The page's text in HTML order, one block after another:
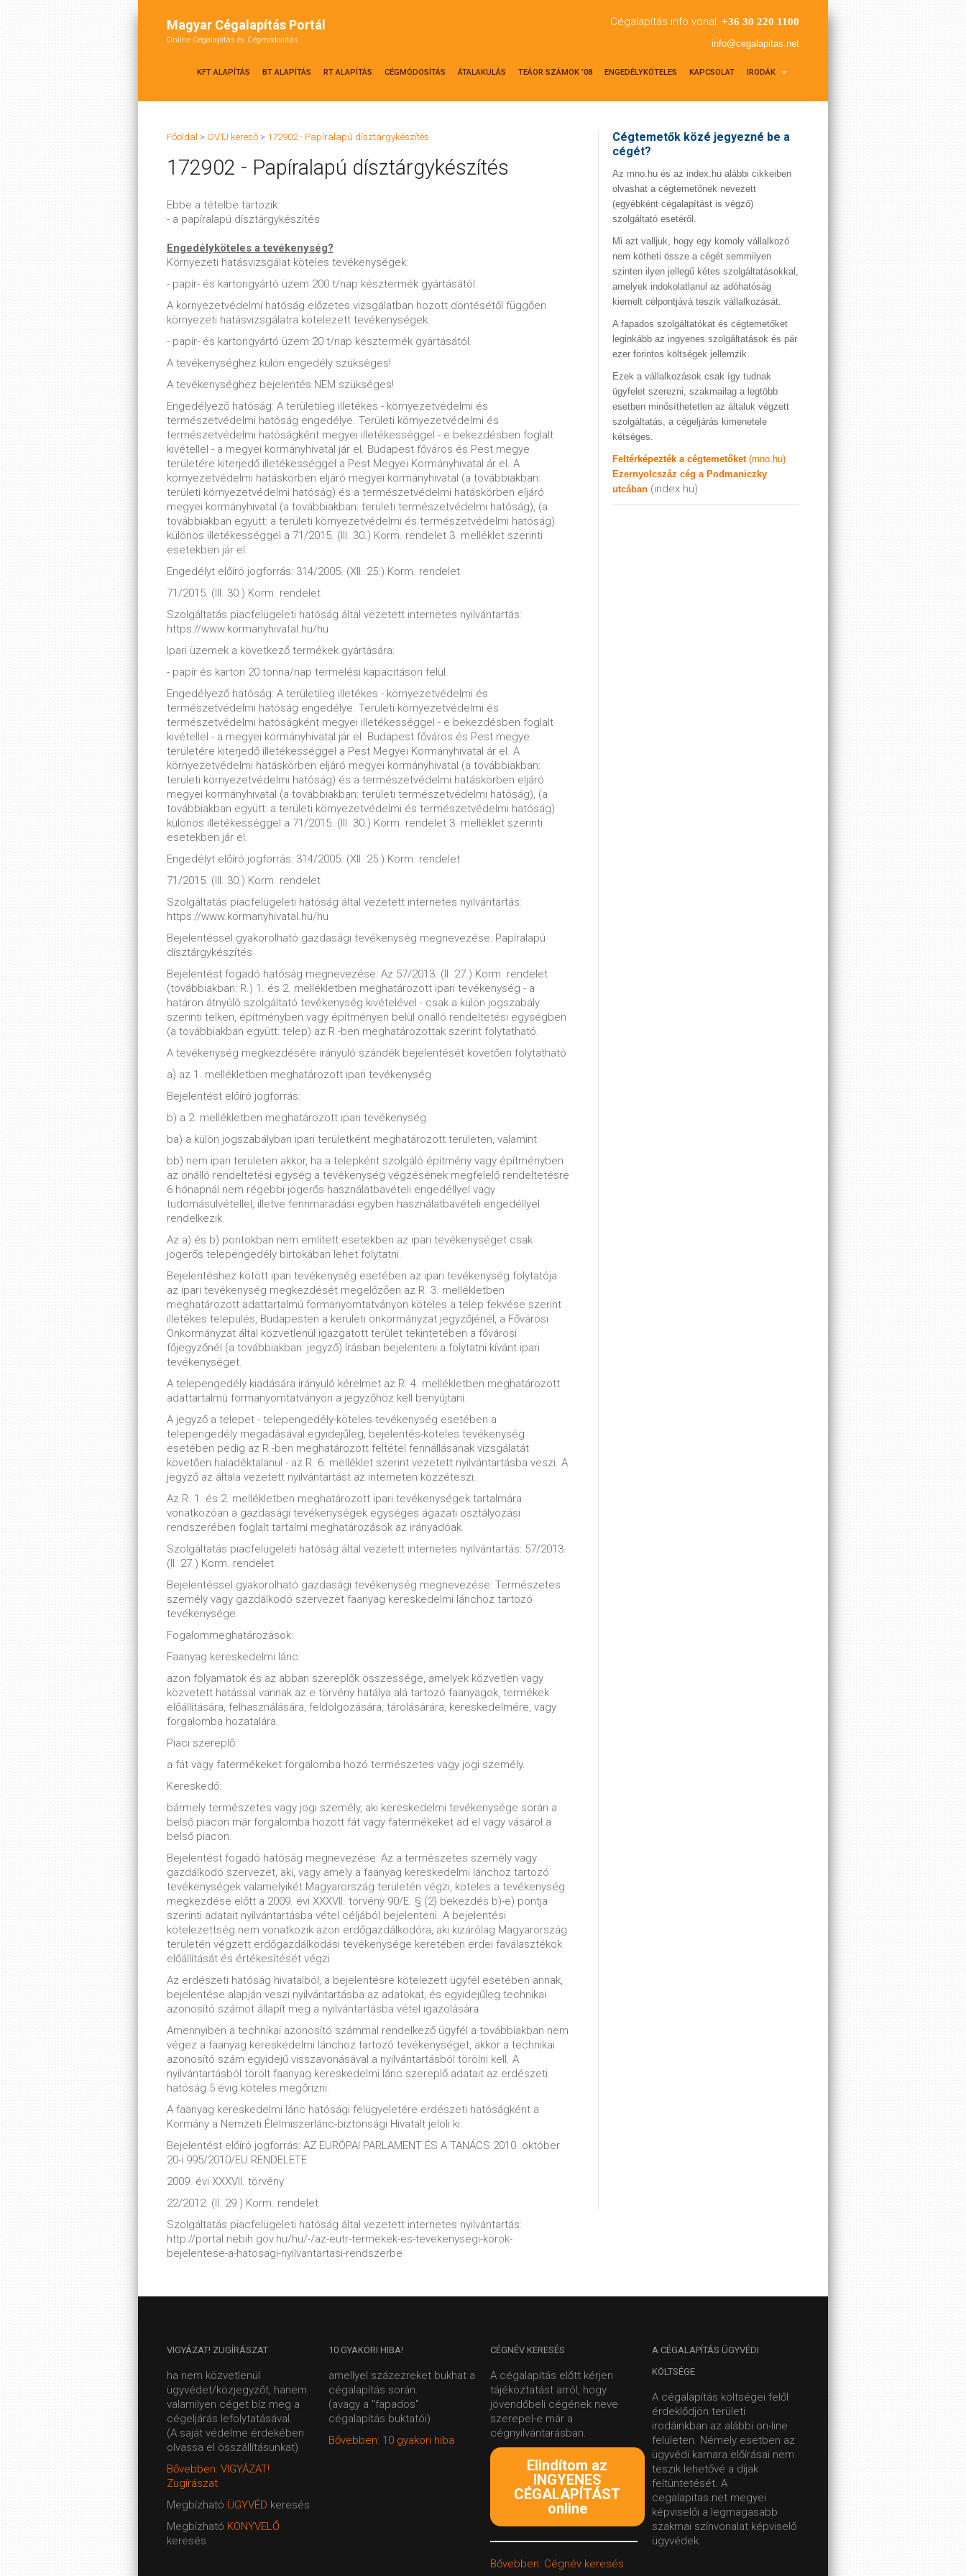
Magyar Cégalapítás Portál
Online Cégalapítás és Cégmódosítás
Cégalapítás info vonal: +36 30 220 1100
info@cegalapitas.net
KFT ALAPÍTÁS BT ALAPÍTÁS RT ALAPÍTÁS CÉGMÓDOSÍTÁS ÁTALAKULÁS TEÁOR SZÁMOK '08 ENGEDÉLYKÖTELES KAPCSOLAT IRODÁK
Főoldal > ÖVTJ kereső > 172902 - Papíralapú dísztárgykészítés
172902 - Papíralapú dísztárgykészítés
Ebbe a tételbe tartozik:
- a papíralapú dísztárgykészítés
Engedélyköteles a tevékenység?
Környezeti hatásvizsgálat köteles tevékenységek:
- papír- és kartongyártó üzem 200 t/nap késztermék gyártásától.
A környezetvédelmi hatóság előzetes vizsgálatban hozott döntésétől függően
környezeti hatásvizsgálatra kötelezett tevékenységek:
- papír- és kartongyártó üzem 20 t/nap késztermék gyártásától.
A tevékenységhez külön engedély szükséges!
A tevékenységhez bejelentés NEM szükséges!
Engedélyező hatóság: A területileg illetékes - környezetvédelmi és
természetvédelmi hatóság engedélye. Területi környezetvédelmi és
természetvédelmi hatóságként megyei illetékességgel - e bekezdésben foglalt
kivétellel - a megyei kormányhivatal jár el. Budapest főváros és Pest megye
területére kiterjedő illetékességgel a Pest Megyei Kormányhivatal ár el. A
környezetvédelmi hatáskörben eljáró megyei kormányhivatal (a továbbiakban:
területi környezetvédelmi hatóság) és a természetvédelmi hatáskörben eljáró
megyei kormányhivatal (a továbbiakban: területi természetvédelmi hatóság), (a
továbbiakban együtt: a területi környezetvédelmi és természetvédelmi hatóság)
különös illetékességgel a 71/2015. (III. 30.) Korm. rendelet 3. melléklet szerinti
esetekben jár el.
Engedélyt előíró jogforrás: 314/2005. (XII. 25.) Korm. rendelet
71/2015. (III. 30.) Korm. rendelet
Szolgáltatás piacfelügeleti hatóság által vezetett internetes nyilvántartás:
https://www.kormanyhivatal.hu/hu
Ipari üzemek a következő termékek gyártására:
- papír és karton 20 tonna/nap termelési kapacitáson felül.
Engedélyező hatóság: A területileg illetékes - környezetvédelmi és
természetvédelmi hatóság engedélye. Területi környezetvédelmi és
természetvédelmi hatóságként megyei illetékességgel - e bekezdésben foglalt
kivétellel - a megyei kormányhivatal jár el. Budapest főváros és Pest megye
területére kiterjedő illetékességgel a Pest Megyei Kormányhivatal ár el. A
környezetvédelmi hatáskörben eljáró megyei kormányhivatal (a továbbiakban:
területi környezetvédelmi hatóság) és a természetvédelmi hatáskörben eljáró
megyei kormányhivatal (a továbbiakban: területi természetvédelmi hatóság), (a
továbbiakban együtt: a területi környezetvédelmi és természetvédelmi hatóság)
különös illetékességgel a 71/2015. (III. 30.) Korm. rendelet 3. melléklet szerinti
esetekben jár el.
Engedélyt előíró jogforrás: 314/2005. (XII. 25.) Korm. rendelet
71/2015. (III. 30.) Korm. rendelet
Szolgáltatás piacfelügeleti hatóság által vezetett internetes nyilvántartás:
https://www.kormanyhivatal.hu/hu
Bejelentéssel gyakorolható gazdasági tevékenység megnevezése: Papíralapú
dísztárgykészítés
Bejelentést fogadó hatóság megnevezése: Az 57/2013. (II. 27.) Korm. rendelet
(továbbiakban: R.) 1. és 2. mellékletben meghatározott ipari tevékenység - a
határon átnyúló szolgáltató tevékenység kivételével - csak a külön jogszabály
szerinti telken, építményben vagy építményen belül önálló rendeltetési egységben
(a továbbiakban együtt: telep) az R.-ben meghatározottak szerint folytatható.
A tevékenység megkezdésére irányuló szándék bejelentését követően folytatható
a) az 1. mellékletben meghatározott ipari tevékenység
Bejelentést előíró jogforrás:
b) a 2. mellékletben meghatározott ipari tevékenység
ba) a külön jogszabályban ipari területként meghatározott területen, valamint
bb) nem ipari területen akkor, ha a telepként szolgáló építmény vagy építményben
az önálló rendeltetési egység a tevékenység végzésének megfelelő rendeltetésre
6 hónapnál nem régebbi jogerős használatbavételi engedéllyel vagy
tudomásulvétellel, illetve fennmaradási egyben használatbavételi engedéllyel
rendelkezik.
Az a) és b) pontokban nem említett esetekben az ipari tevékenységet csak
jogerős telepengedély birtokában lehet folytatni.
Bejelentéshez kötött ipari tevékenység esetében az ipari tevékenység folytatója
az ipari tevékenység megkezdését megelőzően az R. 3. mellékletben
meghatározott adattartalmú formanyomtatványon köteles a telep fekvése szerint
illetékes település, Budapesten a kerületi önkormányzat jegyzőjénél, a Fővárosi
Önkormányzat által közvetlenül igazgatott terület tekintetében a fővárosi
főjegyzőnél (a továbbiakban: jegyző) írásban bejelenteni a folytatni kívánt ipari
tevékenységet.
A telepengedély kiadására irányuló kérelmet az R. 4. mellékletben meghatározott
adattartalmú formanyomtatványon a jegyzőhöz kell benyújtani.
A jegyző a telepet - telepengedély-köteles tevékenység esetében a
telepengedély megadásával egyidejűleg, bejelentés-köteles tevékenység
esetében pedig az R.-ben meghatározott feltétel fennállásának vizsgálatát
követően haladéktalanul - az R. 6. melléklet szerint vezetett nyilvántartásba veszi. A
jegyző az általa vezetett nyilvántartást az interneten közzéteszi.
Az R. 1. és 2. mellékletben meghatározott ipari tevékenységek tartalmára
vonatkozóan a gazdasági tevékenységek egységes ágazati osztályozási
rendszerében foglalt tartalmi meghatározások az irányadóak.
Szolgáltatás piacfelügeleti hatóság által vezetett internetes nyilvántartás: 57/2013.
(II. 27.) Korm. rendelet
Bejelentéssel gyakorolható gazdasági tevékenység megnevezése: Természetes
személy vagy gazdálkodó szervezet faanyag kereskedelmi lánchoz tartozó
tevékenysége.
Fogalommeghatározások:
Faanyag kereskedelmi lánc:
azon folyamatok és az abban szereplők összessége, amelyek közvetlen vagy
közvetett hatással vannak az e törvény hatálya alá tartozó faanyagok, termékek
előállítására, felhasználására, feldolgozására, tárolásárára, kereskedelmére, vagy
forgalomba hozatalára.
Piaci szereplő:
a fát vagy fatermékeket forgalomba hozó természetes vagy jogi személy.
Kereskedő:
bármely természetes vagy jogi személy, aki kereskedelmi tevékenysége során a
belső piacon már forgalomba hozott fát vagy fatermékeket ad el vagy vásárol a
belső piacon.
Bejelentést fogadó hatóság megnevezése: Az a természetes személy vagy
gazdálkodó szervezet, aki, vagy amely a faanyag kereskedelmi lánchoz tartozó
tevékenységek valamelyikét Magyarország területén végzi, köteles a tevékenység
megkezdése előtt a 2009. évi XXXVII. törvény 90/E. § (2) bekezdés b)-e) pontja
szerinti adatait nyilvántartásba vétel céljából bejelenteni. A bejelentési
kötelezettség nem vonatkozik azon erdőgazdálkodóra, aki kizárólag Magyarország
területén végzett erdőgazdálkodási tevékenysége keretében erdei faválasztékok
előállítását és értékesítését végzi
Az erdészeti hatóság hivatalból, a bejelentésre kötelezett ügyfél esetében annak,
bejelentése alapján veszi nyilvántartásba az adatokat, és egyidejűleg technikai
azonosító számot állapít meg a nyilvántartásba vétel igazolására.
Amennyiben a technikai azonosító számmal rendelkező ügyfél a továbbiakban nem
végez a faanyag kereskedelmi lánchoz tartozó tevékenységet, akkor a technikai
azonosító szám egyidejű visszavonásával a nyilvántartásból törölni kell. A
nyilvántartásból törölt faanyag kereskedelmi lánc szereplő adatait az erdészeti
hatóság 5 évig köteles megőrizni.
A faanyag kereskedelmi lánc hatósági felügyeletére erdészeti hatóságként a
Kormány a Nemzeti Élelmiszerlánc-biztonsági Hivatalt jelöli ki.
Bejelentést előíró jogforrás: AZ EURÓPAI PARLAMENT ÉS A TANÁCS 2010. október
20-i 995/2010/EU RENDELETE
2009. évi XXXVII. törvény
22/2012. (II. 29.) Korm. rendelet
Szolgáltatás piacfelügeleti hatóság által vezetett internetes nyilvántartás:
http://portal.nebih.gov.hu/hu/-/az-eutr-termekek-es-tevekenysegi-korok-
bejelentese-a-hatosagi-nyilvantartasi-rendszerbe
Cégtemetők közé jegyezné be a
cégét?
Az mno.hu és az index.hu alábbi cikkeiben
olvashat a cégtemetőnek nevezett
(egyébként cégalapítást is végző)
szolgáltató esetéről.
Mi azt valljuk, hogy egy komoly vállalkozó
nem kötheti össze a cégét semmilyen
szinten ilyen jellegű kétes szolgáltatásokkal,
amelyek indokolatlanul az adóhatóság
kiemelt célpontjává teszik vállalkozását.
A fapados szolgáltatókat és cégtemetőket
leginkább az ingyenes szolgáltatások és pár
ezer forintos költségek jellemzik.
Ezek a vállalkozások csak így tudnak
ügyfelet szerezni, szakmailag a legtöbb
esetben minősíthetetlen az általuk végzett
szolgáltatás, a cégeljárás kimenetele
kétséges.
Feltérképezték a cégtemetőket (mno.hu)
Ezernyolcszáz cég a Podmaniczky
utcában (index.hu)
VIGYÁZAT! ZUGÍRÁSZAT
ha nem közvetlenül
ügyvédet/közjegyzőt, hanem
valamilyen céget bíz meg a
cégeljárás lefolytatásával.
(A saját védelme érdekében
olvassa el összállításunkat)
Bővebben: VIGYÁZAT!
Zugírászat
Megbízható ÜGYVÉD keresés
Megbízható KÖNYVELŐ
keresés
10 GYAKORI HIBA!
amellyel százezreket bukhat a
cégalapítás során.
(avagy a "fapados"
cégalapítás buktatói)
Bővebben: 10 gyakori hiba
CÉGNÉV KERESÉS
A cégalapítás előtt kérjen
tájékoztatást arról, hogy
jövendőbeli cégének neve
szerepel-e már a
cégnyilvántarásban.
Elindítom az
INGYENES
CÉGALAPÍTÁST
online
Bővebben: Cégnév keresés
A CÉGALAPÍTÁS ÜGYVÉDI
KÖLTSÉGE
A cégalapítás költségei felől
érdeklődjön területi
irodáinkban az alábbi on-line
felületen. Némely esetben az
ügyvédi kamara előírásai nem
teszik lehetővé a díjak
feltüntetését. A
cegalapitas.net megyei
képviselői a legmagasabb
szakmai színvonalat képviselő
ügyvédek.